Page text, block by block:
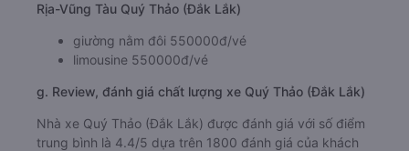
Rịa-Vũng Tàu Quý Thảo (Đắk Lắk)
giường nằm đôi 550000đ/vé
limousine 550000đ/vé
g. Review, đánh giá chất lượng xe Quý Thảo (Đắk Lắk)
Nhà xe Quý Thảo (Đắk Lắk) được đánh giá với số điểm
trung bình là 4.4/5 dựa trên 1800 đánh giá của khách